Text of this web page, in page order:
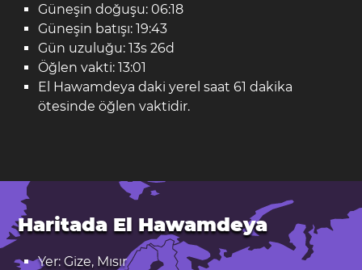
Güneşin doğuşu: 06:18
Güneşin batışı: 19:43
Gün uzuluğu: 13s 26d
Öğlen vakti: 13:01
El Hawamdeya daki yerel saat 61 dakika
ötesinde öğlen vaktidir.
Haritada El Hawamdeya
Yer: Gize, Mısır